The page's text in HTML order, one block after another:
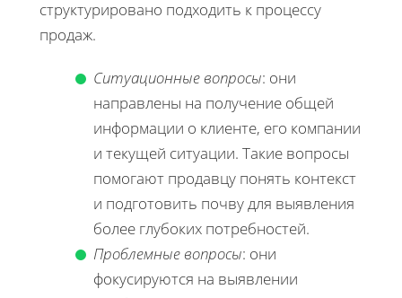
структурировано подходить к процессу
продаж.
Ситуационные вопросы: они
направлены на получение общей
информации о клиенте, его компании
и текущей ситуации. Такие вопросы
помогают продавцу понять контекст
и подготовить почву для выявления
более глубоких потребностей.
Проблемные вопросы: они
фокусируются на выявлении